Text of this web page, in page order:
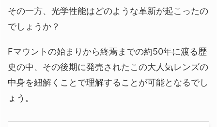
その一方、光学性能はどのような革新が起こったの
でしょうか？
Fマウントの始まりから終焉までの約50年に渡る歴
史の中、その後期に発売されたこの大人気レンズの
中身を紐解くことで理解することが可能となるでし
ょう。